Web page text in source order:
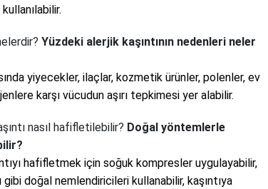
Yüzdeki alerjik kaşıntının nedenleri neler
yiyecekler, ilaçlar, kozmetik ürünler, polenler, ev
karşı vücudun aşırı tepkimesi yer alabilir.
nasıl hafifletilebilir? Doğal yöntemlerle
hafifletmek için soğuk kompresler uygulayabilir,
doğal nemlendiricileri kullanabilir, kaşıntıya